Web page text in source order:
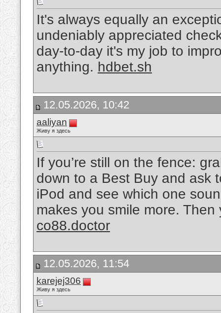
It's always equally an
undeniably appreciated
day-to-day it's my job to
anything. hdbet.sh
12.05.2026, 10:42
aaliyan
Живу я здесь
If you’re still on the fence:
down to a Best Buy and ask
iPod and see which one
makes you smile more. Then
co88.doctor
12.05.2026, 11:54
karejej306
Живу я здесь